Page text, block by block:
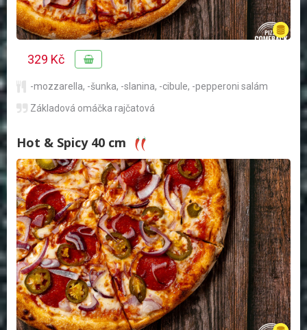
329 Kč
-mozzarella, -šunka, -slanina, -cibule, -pepperoni salám
Základová omáčka rajčatová
Hot & Spicy 40 cm